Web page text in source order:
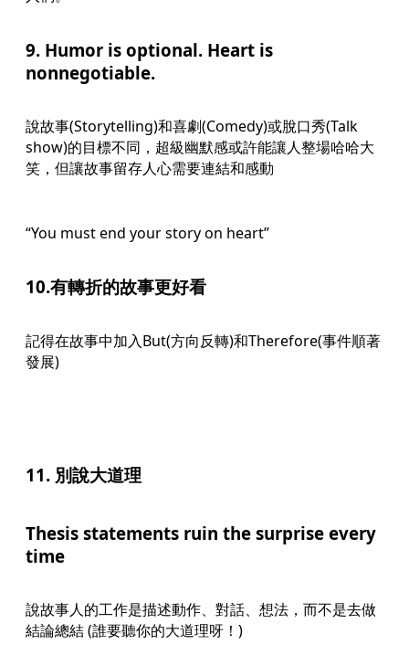
9. Humor is optional. Heart is
nonnegotiable.
說故事(Storytelling)和喜劇(Comedy)或脫口秀(Talk
show)的目標不同，超級幽默感或許能讓人整場哈哈大
笑，但讓故事留存人心需要連結和感動
“You must end your story on heart”
10.有轉折的故事更好看
記得在故事中加入But(方向反轉)和Therefore(事件順著
發展)
11. 別說大道理
Thesis statements ruin the surprise every
time
說故事人的工作是描述動作、對話、想法，而不是去做
結論總結 (誰要聽你的大道理呀！)